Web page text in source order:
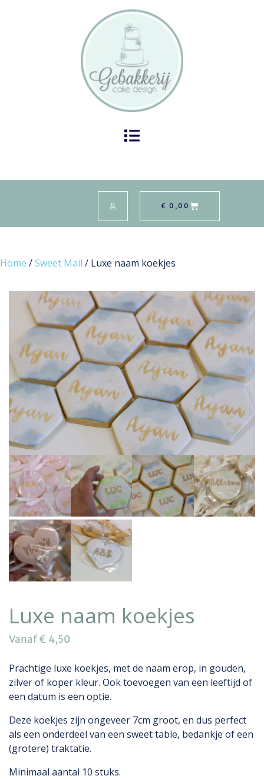
€ 0,00
Home /Sweet Mail / Luxe naam koekjes
Luxe naam koekjes
Vanaf€ 4,50
Prachtige luxe koekjes, met de naam erop, in gouden,
zilver of koper kleur. Ook toevoegen van een leeftijd of
een datum is een optie.
Deze koekjes zijn ongeveer 7cm groot, en dus perfect
als een onderdeel van een sweet table, bedankje of een
(grotere) traktatie.
Minimaal aantal 10 stuks.